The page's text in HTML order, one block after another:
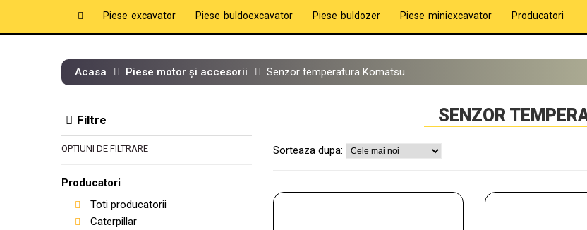
Piese excavator Piese buldoexcavator Piese buldozer Piese miniexcavator Producatori
Acasa Piese motor și accesorii Senzor temperatura Komatsu
Filtre
OPTIUNI DE FILTRARE
Producatori
Toti producatorii
Caterpillar
SENZOR
Sorteaza dupa: